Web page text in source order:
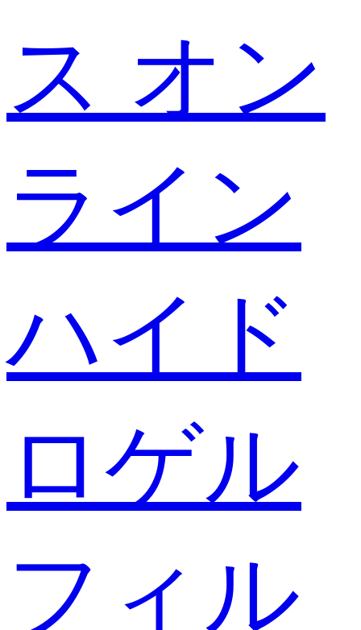
ス オン
ライン
ハイド
ロゲル
フィル